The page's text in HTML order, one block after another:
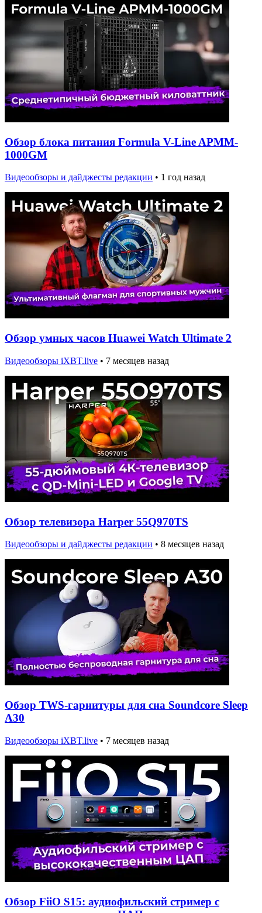
Обзор блока питания Formula V-Line APMM-
1000GM
Видеообзоры и дайджесты редакции • 1 год назад
Обзор умных часов Huawei Watch Ultimate 2
Видеообзоры iXBT.live • 7 месяцев назад
Обзор телевизора Harper 55Q970TS
Видеообзоры и дайджесты редакции • 8 месяцев назад
Обзор TWS-гарнитуры для сна Soundcore Sleep
A30
Видеообзоры iXBT.live • 7 месяцев назад
Обзор FiiO S15: аудиофильский стример с